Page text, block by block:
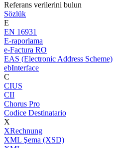
Referans verilerini bulun
Sözlük
E
EN 16931
E-raporlama
e-Factura RO
EAS (Electronic Address Scheme)
ebInterface
C
CIUS
CII
Chorus Pro
Codice Destinatario
X
XRechnung
XML Şema (XSD)